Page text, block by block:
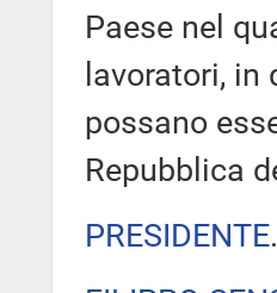
Paese nel
lavoratori,
possano
Repubblica
PRESIDENTE